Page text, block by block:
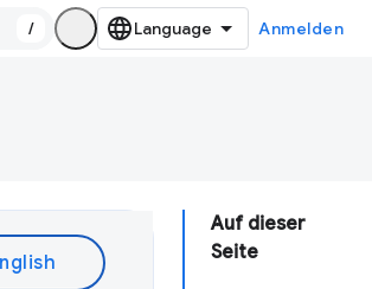
/ Anmelden
Auf dieser
Seite